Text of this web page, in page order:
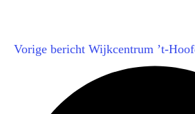
Vorige bericht Wijkcentrum ’t-